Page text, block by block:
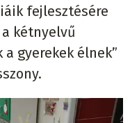
fejlesztésére
kétnyelvű
gyerekek élnek”